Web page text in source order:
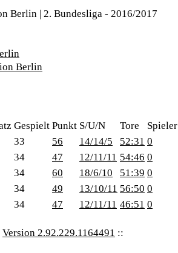
Berlin | 2. Bundesliga - 2016/2017
Berlin
Gespielt Punkt S/U/N Tore
Spieler
33 56 14/14/5 52:31 0
34 47 12/11/11 54:46 0
34 60 18/6/10 51:39 0
34 49 13/10/11 56:50 0
34 47 12/11/11 46:51 0
Version 2.92.229.1164491 ::